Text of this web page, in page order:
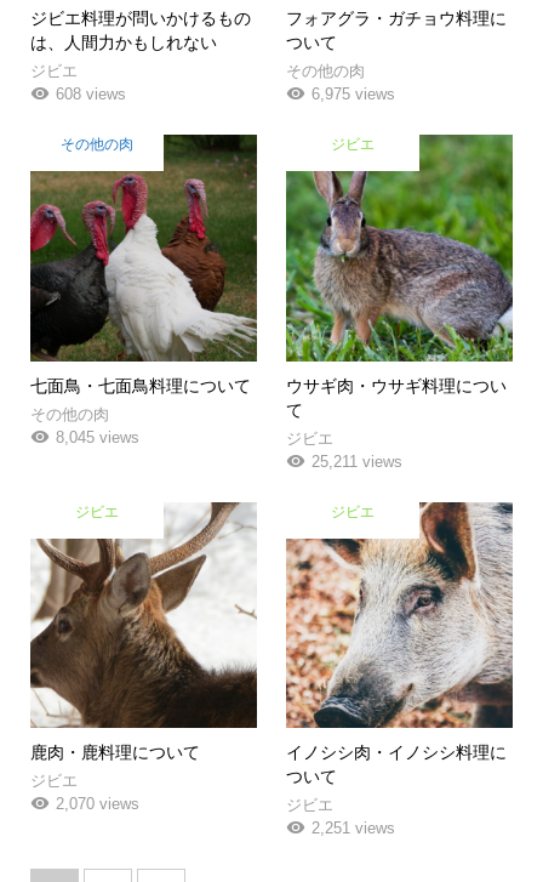
ジビエ料理が問いかけるもの
は、人間力かもしれない
ジビエ
608 views
フォアグラ・ガチョウ料理に
ついて
その他の肉
6,975 views
その他の肉
七面鳥・七面鳥料理について
その他の肉
8,045 views
ジビエ
ウサギ肉・ウサギ料理につい
て
ジビエ
25,211 views
ジビエ
鹿肉・鹿料理について
ジビエ
2,070 views
ジビエ
イノシシ肉・イノシシ料理に
ついて
ジビエ
2,251 views